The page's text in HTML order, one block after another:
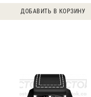
ДОБАВИТЬ В КОРЗИНУ